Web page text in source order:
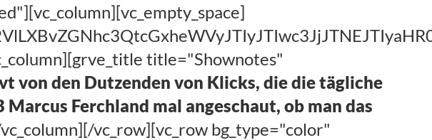
title="Shownotes"
von den Dutzenden von Klicks, die die tägliche
Ferchland mal angeschaut, ob man das
vc_row][vc_row bg_type="color"